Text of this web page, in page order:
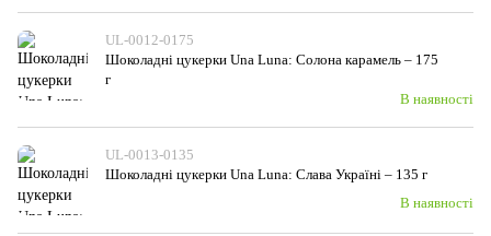
UL-0012-0175
Шоколадні цукерки Una Luna: Солона карамель – 175
г
В наявності
UL-0013-0135
Шоколадні цукерки Una Luna: Слава Україні – 135 г
В наявності